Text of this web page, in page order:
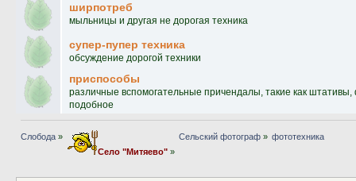
ширпотреб
мыльницы и другая не дорогая техника
супер-пупер техника
обсуждение дорогой техники
приспособы
различные вспомогательные причендалы, такие как
подобное
Слобода »
Село "Митяево"»
Сельский фотограф» фототехника